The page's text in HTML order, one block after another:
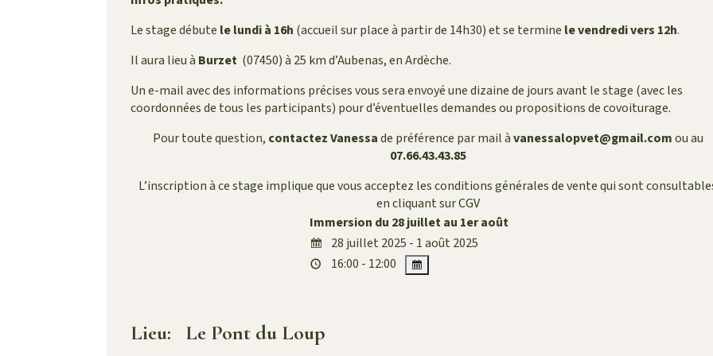
Le stage débute le lundi à 16h (accueil sur place à partir de 14h30)et se termine le vendredi vers 12h.
Il aura lieu à Burzet (07450) à 25 km d’Aubenas, en Ardèche.
Un e-mail avec des informations précises vous sera envoyé une dizaine de jours avant le stage (avec les
coordonnées de tous les participants) pour d’éventuelles demandes ou propositions de covoiturage.
Pour toute question, contactez Vanessade préférence par mail àvanessalopvet@gmail.comou au
07.66.43.43.85
L’inscription à ce stage implique que vous acceptez les conditions générales de vente qui sont
en cliquant surCGV
Immersion du 28 juillet au 1er août
28 juillet 2025 - 1 août 2025
16:00 - 12:00
Lieu: Le Pont du Loup